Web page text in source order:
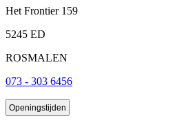
Het Frontier 159
5245 ED
ROSMALEN
073 - 303 6456
Openingstijden